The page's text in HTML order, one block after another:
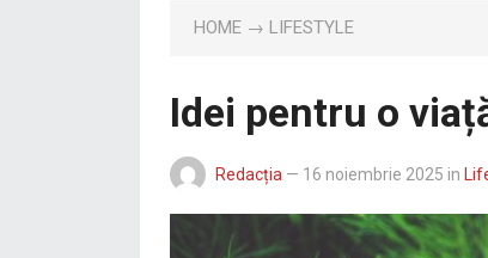
HOME → LIFESTYLE
Idei pentru o
Redacția — 16 noiembrie 2025 in